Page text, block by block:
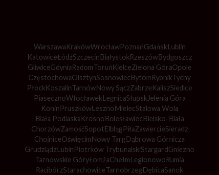
WarszawaKrakówWrocławPoznańGdańskLublin
KatowiceŁódźSzczecinBiałystokRzeszówBydgoszcz
GliwiceGdyniaRadomToruńKielceZielona GóraOpole
CzęstochowaOlsztynSosnowiecBytomRybnikTychy
PłockKoszalinTarnówNowy SączZabrzeKaliszSiedlce
PiasecznoWłocławekLegnicaSłupsk Jelenia Góra
KoninPruszkówLesznoMielecStalowa Wola
Biała PodlaskaKrosnoBolesławiecBielsko-Biała
ChorzówZamośćSopotElblągPiłaZawiercieSieradz
ChojniceOświęcimNowy TargDąbrowa Górnicza
GrudziądzLubinPiotrków TrybunalskiStargardGniezno
Tarnowskie GóryŁomżaChełmLegionowoRumia
RacibórzStarachowiceTarnobrzegDębicaSanok